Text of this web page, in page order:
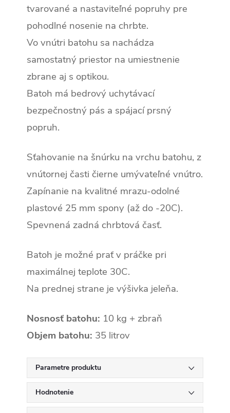
tvarované a nastaviteľné popruhy pre
pohodlné nosenie na chrbte.
Vo vnútri batohu sa nachádza
samostatný priestor na umiestnenie
zbrane aj s optikou.
Batoh má bedrový uchytávací
bezpečnostný pás a spájací prsný
popruh.
Sťahovanie na šnúrku na vrchu batohu, z
vnútornej časti čierne umývateľné vnútro.
Zapínanie na kvalitné mrazu-odolné
plastové 25 mm spony (až do -20C).
Spevnená zadná chrbtová časť.
Batoh je možné prať v práčke pri
maximálnej teplote 30C.
Na prednej strane je výšivka jeleňa.
Nosnosť batohu: 10 kg + zbraň
Objem batohu: 35 litrov
Parametre produktu
Hodnotenie